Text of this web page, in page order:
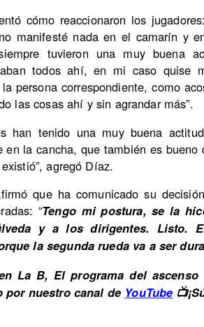
cómo reaccionaron los
manifesté nada en el camarín y
tuvieron una muy buena
todos ahí, en mi caso quise
persona correspondiente, como
las cosas ahí y sin agrandar más”.
han tenido una muy buena
en la cancha, que también es
agregó Díaz.
que ha comunicado su
“Tengo mi postura, se la
y a los dirigentes. Listo.
la segunda rueda va a ser
La B, El programa del
por nuestro canal de YouTube